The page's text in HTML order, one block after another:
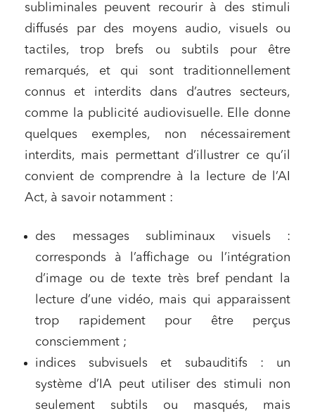
subliminales peuvent recourir à des stimuli
diffusés par des moyens audio, visuels ou
tactiles, trop brefs ou subtils pour être
remarqués, et qui sont traditionnellement
connus et interdits dans d’autres secteurs,
comme la publicité audiovisuelle. Elle donne
quelques exemples, non nécessairement
interdits, mais permettant d’illustrer ce qu’il
convient de comprendre à la lecture de l’AI
Act, à savoir notamment :
des messages subliminaux visuels :
corresponds à l’affichage ou l’intégration
d’image ou de texte très bref pendant la
lecture d’une vidéo, mais qui apparaissent
trop rapidement pour être perçus
consciemment ;
indices subvisuels et subauditifs : un
système d’IA peut utiliser des stimuli non
seulement subtils ou masqués, mais